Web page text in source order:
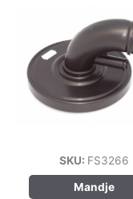
SKU: FS3266
Mandje